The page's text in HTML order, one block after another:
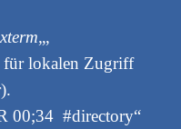
„,
für lokalen Zugriff
00;34 #directory“